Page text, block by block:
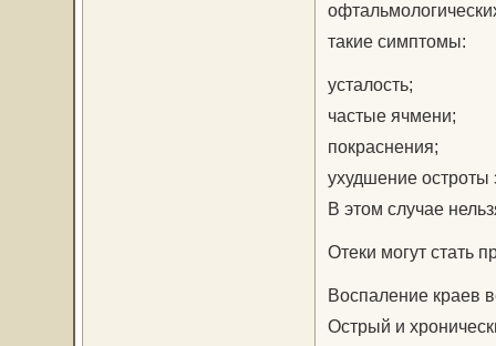
такие симптомы:
усталость;
частые ячмени;
покраснения;
ухудшение остроты
В этом случае
Отеки могут стать
Воспаление краев
Острый и